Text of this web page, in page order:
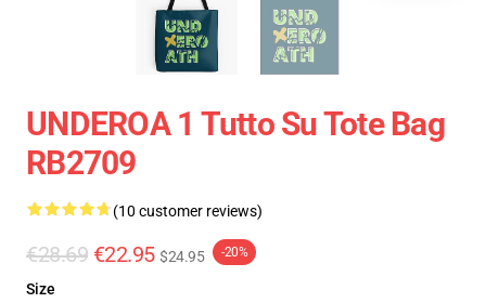
UNDEROA 1 Tutto Su Tote Bag
RB2709
(10 customer reviews)
€28.69 €22.95 $24.95 -20%
Size